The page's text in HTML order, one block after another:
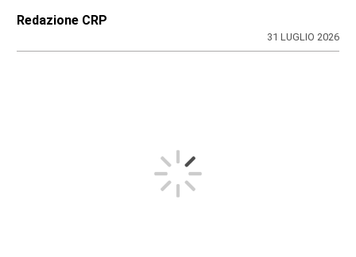
Redazione CRP
31 LUGLIO 2026